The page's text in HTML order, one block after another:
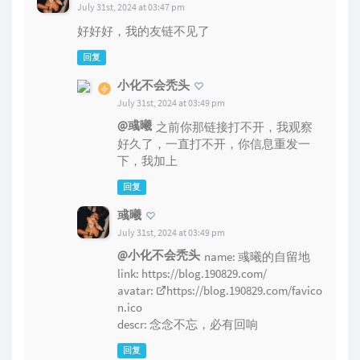
July 31st, 2024 at 03:47 pm
好好好，我的友链不见了
回复
小化不会秃头
July 31st, 2024 at 03:49 pm
@彧曦 之前你那链接打不开，我观察
好久了，一直打不开，你信息重发一
下，我加上
回复
彧曦
July 31st, 2024 at 03:49 pm
@小化不会秃头 name: 彧曦的自留地
link: https://blog.190829.com/
avatar:
https://blog.190829.com/favico
n.ico
descr: 念念不忘，必有回响
回复